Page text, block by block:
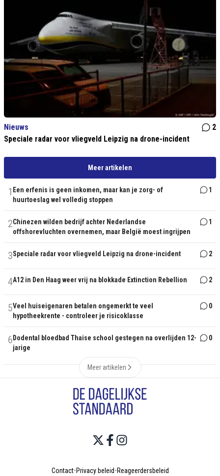
Nieuws
2
Speciale radar voor vliegveld Leipzig na drone-incident
Meer artikelen
1 Een erfenis is geen inkomen, maar kan je zorg- of
huurtoeslag wel volledig stoppen
1
2Chinezen wilden bedrijf achter Nederlandse
offshorevluchten overnemen, maar België moest ingrijpen
1
3Speciale radar voor vliegveld Leipzig na drone-incident 2
4A12 in Den Haag weer vrij na blokkade Extinction Rebellion 2
5Veel huiseigenaren betalen ongemerkt te veel
hypotheekrente - controleer je risicoklasse
0
6 Dodental bloedbad Thaise school gestegen na overlijden 12-
jarige
0
Meer artikelen
Contact•Privacy beleid•Reageerdersbeleid